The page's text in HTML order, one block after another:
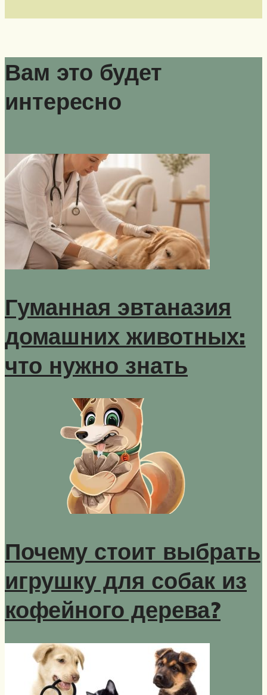
Вам это будет
интересно
Гуманная эвтаназия
домашних животных:
что нужно знать
Почему стоит выбрать
игрушку для собак из
кофейного дерева?